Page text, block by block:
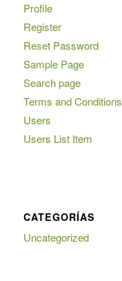
Profile
Register
Reset Password
Sample Page
Search page
Terms and Conditions
Users
Users List Item
CATEGORÍAS
Uncategorized